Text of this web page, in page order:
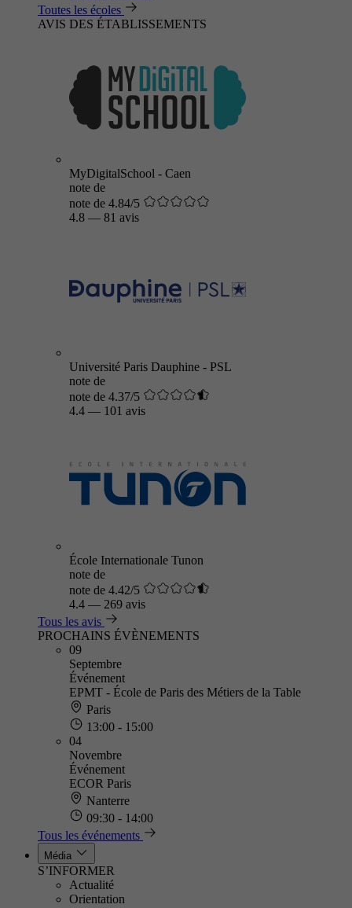
Toutes les écoles
AVIS DES ÉTABLISSEMENTS
MyDigitalSchool - Caen
note de
note de 4.84/5
4.8 — 81 avis
Université Paris Dauphine - PSL
note de
note de 4.37/5
4.4 — 101 avis
École Internationale Tunon
note de
note de 4.42/5
4.4 — 269 avis
Tous les avis
PROCHAINS ÉVÈNEMENTS
09
Septembre
Événement
EPMT - École de Paris des Métiers de la Table
Paris
13:00 - 15:00
04
Novembre
Événement
ECOR Paris
Nanterre
09:30 - 14:00
Tous les événements
Média
S’INFORMER
Actualité
Orientation